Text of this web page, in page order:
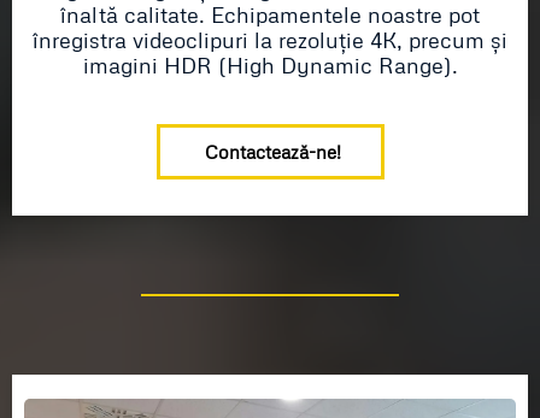
înaltă calitate. Echipamentele noastre pot
înregistra videoclipuri la rezoluție 4K, precum și
imagini HDR (High Dynamic Range).
Contactează-ne!